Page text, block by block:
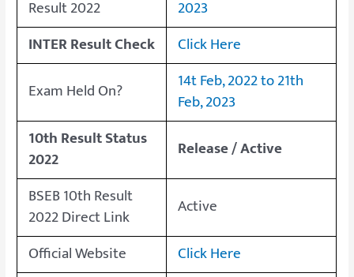
Result 2022
2023
INTER Result Check
Click Here
Exam Held On?
14t Feb, 2022 to 21th
Feb, 2023
10th Result Status
2022
Release / Active
BSEB 10th Result
2022 Direct Link
Active
Official Website
Click Here